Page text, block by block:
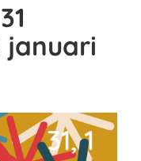
januari